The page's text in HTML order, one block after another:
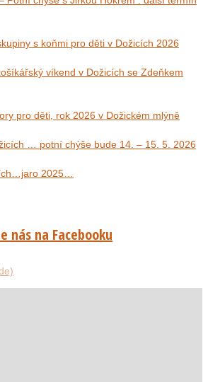
s koňmi pro děti v Dožicích 2026
víkend v Dožicích se Zdeňkem
pro děti, rok 2026 v Dožickém mlýně
… potní chýše bude 14. – 15. 5. 2026
2025…
nás na Facebooku